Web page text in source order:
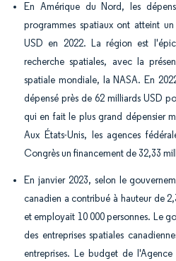
En Amérique du Nord, les
programmes spatiaux ont atteint
USD en 2022. La région est
recherche spatiales, avec la
spatiale mondiale, la NASA. En
dépensé près de 62 milliards USD
qui en fait le plus grand dépensier
Aux États-Unis, les agences
Congrès un financement de 32,33
En janvier 2023, selon le
canadien a contribué à hauteur de
et employait 10 000 personnes. Le
des entreprises spatiales
entreprises. Le budget de